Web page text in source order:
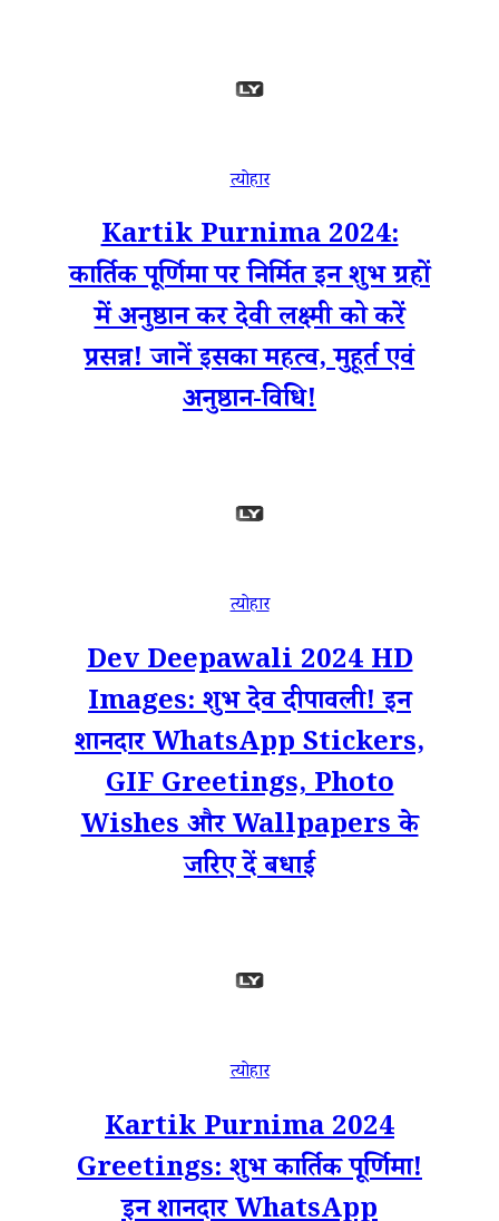
त्योहार
Kartik Purnima 2024:
कार्तिक पूर्णिमा पर निर्मित इन शुभ ग्रहों
में अनुष्ठान कर देवी लक्ष्मी को करें
प्रसन्न! जानें इसका महत्व, मुहूर्त एवं
अनुष्ठान-विधि!
त्योहार
Dev Deepawali 2024 HD
Images: शुभ देव दीपावली! इन
शानदार WhatsApp Stickers,
GIF Greetings, Photo
Wishes और Wallpapers के
जरिए दें बधाई
त्योहार
Kartik Purnima 2024
Greetings: शुभ कार्तिक पूर्णिमा!
इन शानदार WhatsApp